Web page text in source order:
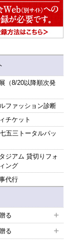
（8/20以降順次発
ファッション診断
チケット
五三トータルパッ
ジアム 貸切りフォ
ング
代行
る
る